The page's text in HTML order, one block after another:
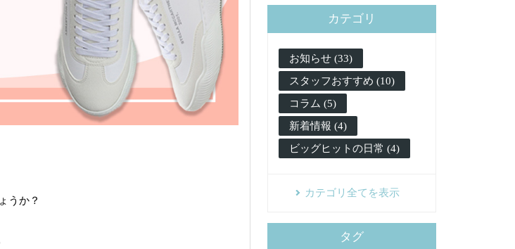
うか？
カテゴリ
お知らせ (33)
スタッフおすすめ (10)
コラム (5)
新着情報 (4)
ビッグヒットの日常 (4)
カテゴリ全てを表示
タグ